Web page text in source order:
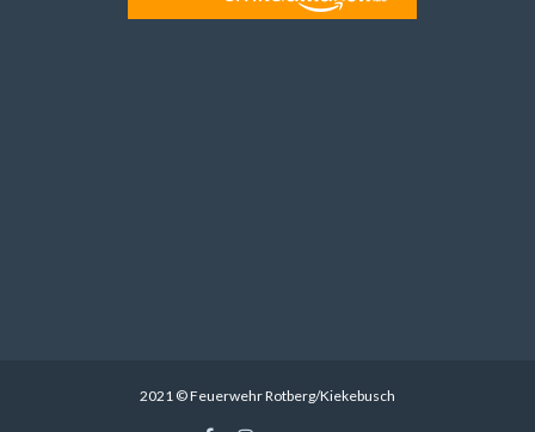
2021 © Feuerwehr Rotberg/Kiekebusch